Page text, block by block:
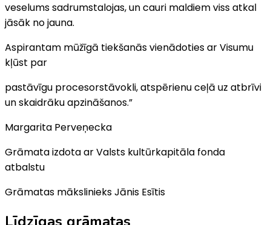
veselums sadrumstalojas, un cauri maldiem viss atkal
jāsāk no jauna.
Aspirantam mūžīgā tiekšanās vienādoties ar Visumu
kļūst par
pastāvīgu procesorstāvokli, atspērienu ceļā uz atbrīvi
un skaidrāku apzināšanos.”
Margarita Perveņecka
Grāmata izdota ar Valsts kultūrkapitāla fonda
atbalstu
Grāmatas mākslinieks Jānis Esītis